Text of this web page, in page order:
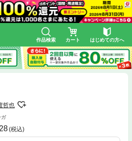
作品検索 カート はじめての方へ
哲也
ガ
(税込)